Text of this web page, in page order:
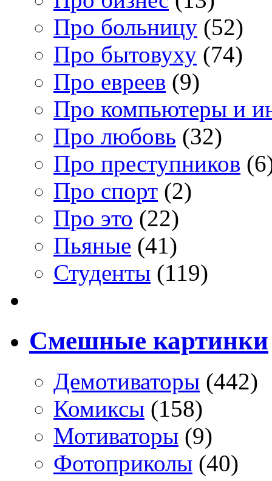
Про больницу (52)
Про бытовуху (74)
Про евреев (9)
Про компьютеры и
Про любовь (32)
Про преступников
Про спорт (2)
Про это (22)
Пьяные (41)
Студенты (119)
Смешные картинки
Демотиваторы (442)
Комиксы (158)
Мотиваторы (9)
Фотоприколы (40)